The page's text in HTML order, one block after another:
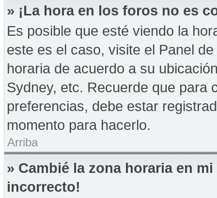
» ¡La hora en los foros no es
Es posible que esté viendo la
este es el caso, visite el Panel
horaria de acuerdo a su
Sydney, etc. Recuerde que para
preferencias, debe estar
momento para hacerlo.
Arriba
» Cambié la zona horaria en
incorrecto!